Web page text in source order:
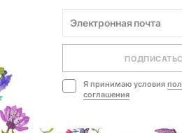
Я принимаю условия
соглашения